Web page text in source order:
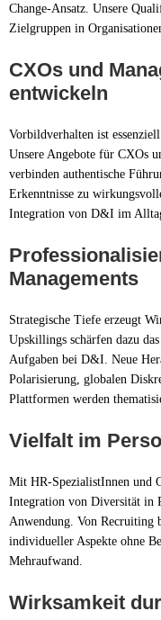
Change-Ansatz. Unsere
Zielgruppen in
CXOs und
entwickeln
Vorbildverhalten ist
Unsere Angebote für CXOs
verbinden authentische
Erkenntnisse zu
Integration von D&I im
Managements
Strategische Tiefe erzeugt
Upskillings schärfen dazu
Aufgaben bei D&I. Neue
Polarisierung, globalen
Plattformen werden
Vielfalt im
Mit HR-SpezialistInnen und
Integration von Diversität in
Anwendung. Von Recruiting
individueller Aspekte ohne
Mehraufwand.
Wirksamkeit